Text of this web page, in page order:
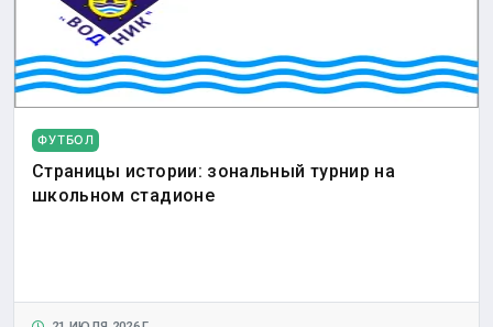
ФУТБОЛ
Страницы истории: зональный турнир на
школьном стадионе